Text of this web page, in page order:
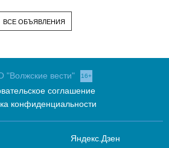
ВСЕ ОБЪЯВЛЕНИЯ
вести" 16+
соглашение
конфиденциальности
Яндекс.Дзен